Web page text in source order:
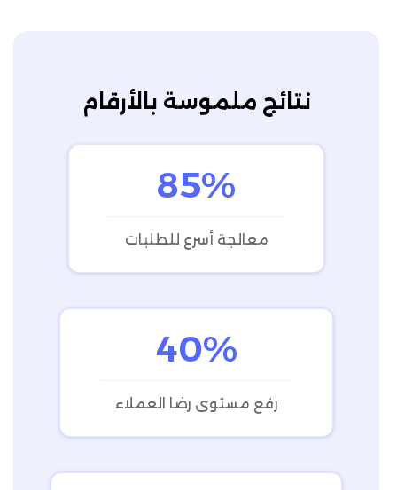
نتائج ملموسة بالأرقام
85%
معالجة أسرع للطلبات
40%
رفع مستوى رضا العملاء